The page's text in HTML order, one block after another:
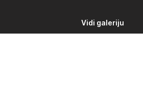
Vidi galeriju